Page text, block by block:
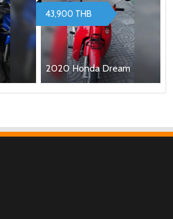
2020 Honda Dream
43,900 THB